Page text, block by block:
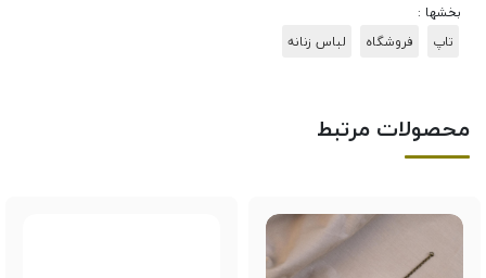
بخشها :
تاپ
فروشگاه لباس زنانه
محصولات مرتبط